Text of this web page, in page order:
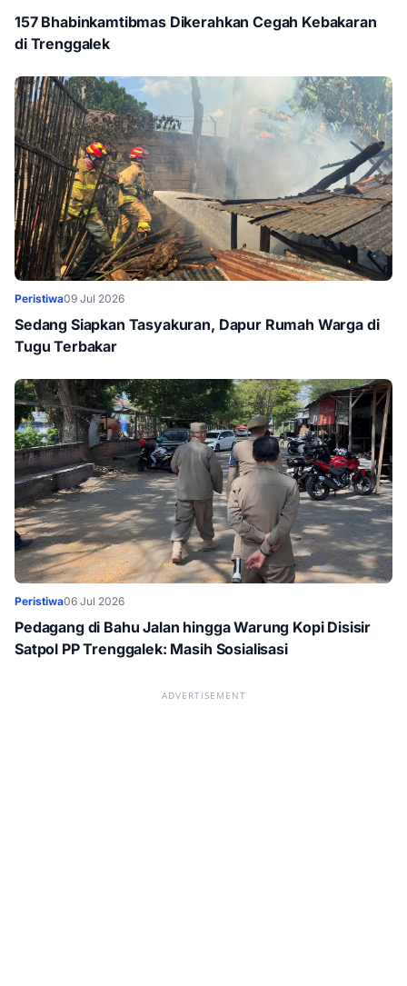
157 Bhabinkamtibmas Dikerahkan Cegah Kebakaran
di Trenggalek
Peristiwa09 Jul 2026
Sedang Siapkan Tasyakuran, Dapur Rumah Warga di
Tugu Terbakar
Peristiwa06 Jul 2026
Pedagang di Bahu Jalan hingga Warung Kopi Disisir
Satpol PP Trenggalek: Masih Sosialisasi
ADVERTISEMENT